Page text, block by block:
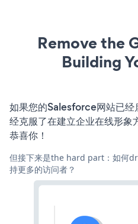
Remove the
Building
如果您的Salesforce网站已经
经克服了在建立企业在线形象
恭喜你！
但接下来是the hard part：如何
持更多的访问者？